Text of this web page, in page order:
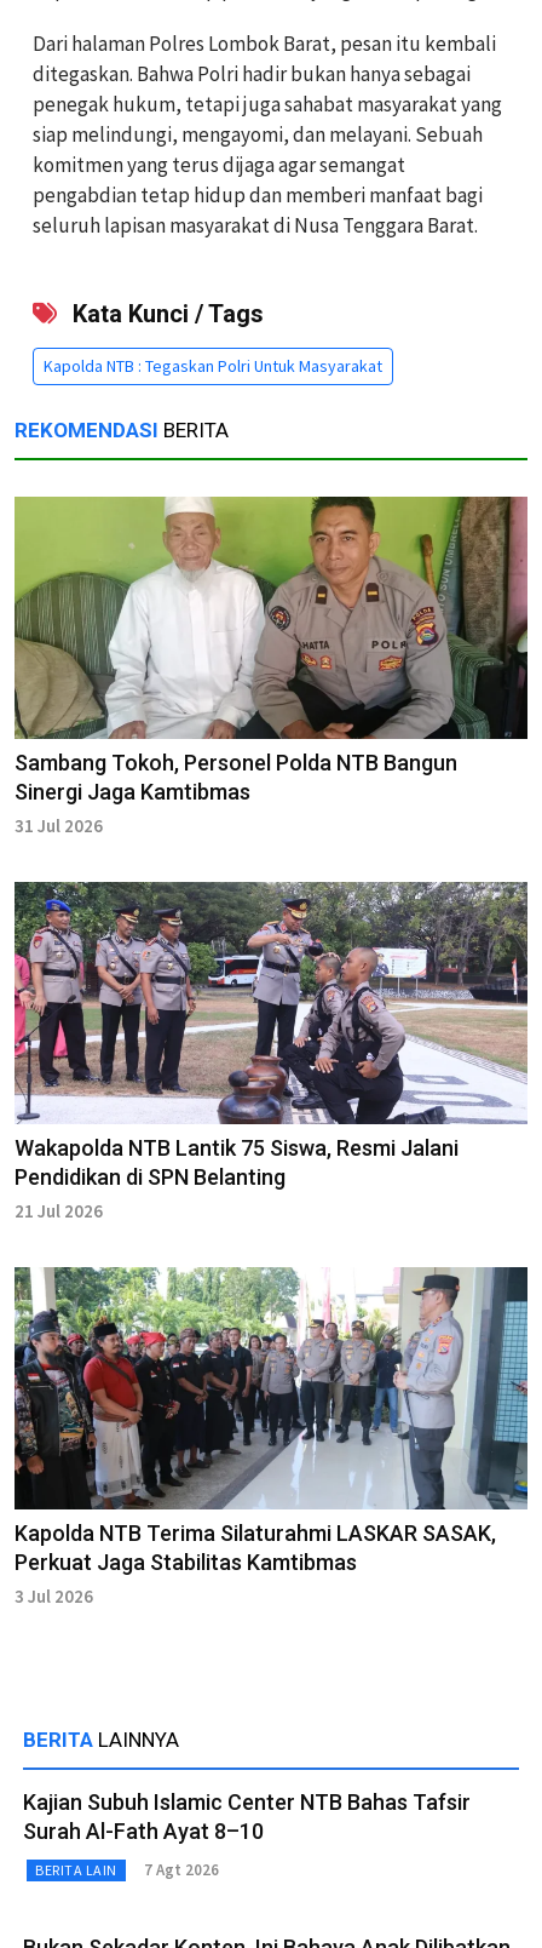
Dari halaman Polres Lombok Barat, pesan itu kembali
ditegaskan. Bahwa Polri hadir bukan hanya sebagai
penegak hukum, tetapi juga sahabat masyarakat yang
siap melindungi, mengayomi, dan melayani. Sebuah
komitmen yang terus dijaga agar semangat
pengabdian tetap hidup dan memberi manfaat bagi
seluruh lapisan masyarakat di Nusa Tenggara Barat.
Kata Kunci / Tags
Kapolda NTB : Tegaskan Polri Untuk Masyarakat
REKOMENDASI BERITA
Sambang Tokoh, Personel Polda NTB Bangun
Sinergi Jaga Kamtibmas
31 Jul 2026
Wakapolda NTB Lantik 75 Siswa, Resmi Jalani
Pendidikan di SPN Belanting
21 Jul 2026
Kapolda NTB Terima Silaturahmi LASKAR SASAK,
Perkuat Jaga Stabilitas Kamtibmas
3 Jul 2026
BERITA LAINNYA
Kajian Subuh Islamic Center NTB Bahas Tafsir
Surah Al-Fath Ayat 8–10
BERITA LAIN 7 Agt 2026